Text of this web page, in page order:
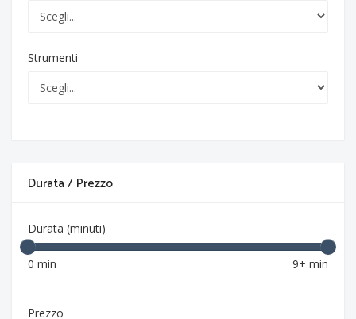
Strumenti
Durata / Prezzo
Durata (minuti)
0 min 9+ min
Prezzo